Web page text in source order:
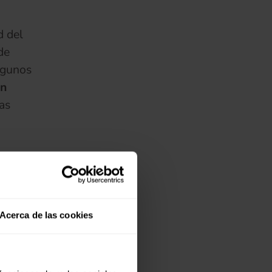
(se abre en una pestaña nueva)
Acerca de las cookies
del